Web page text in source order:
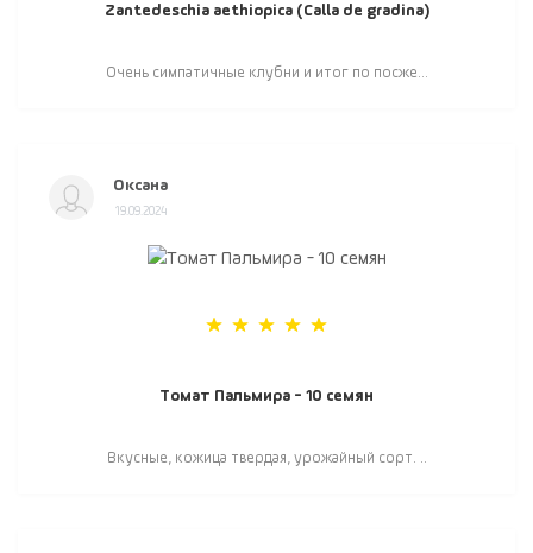
Zantedeschia aethiopica (Calla de gradina)
Очень симпатичные клубни и итог по посже...
Оксана
19.09.2024
Томат Пальмира - 10 семян
Вкусные, кожица твердая, урожайный сорт. ..